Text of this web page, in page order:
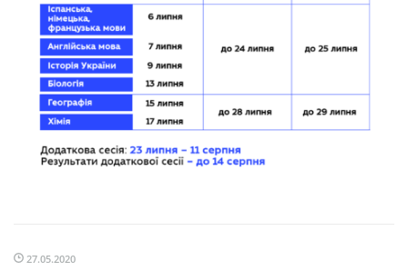
27.05.2020